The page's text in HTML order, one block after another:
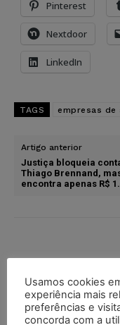
Pinterest
Nextdoor
LinkedIn
TAGS empresas de
Artigo anterior
Justiça bloqueia
Thiago Brennand,
encontra apenas R$
Usamos cookies
experiência mais
preferências e
concorda com a